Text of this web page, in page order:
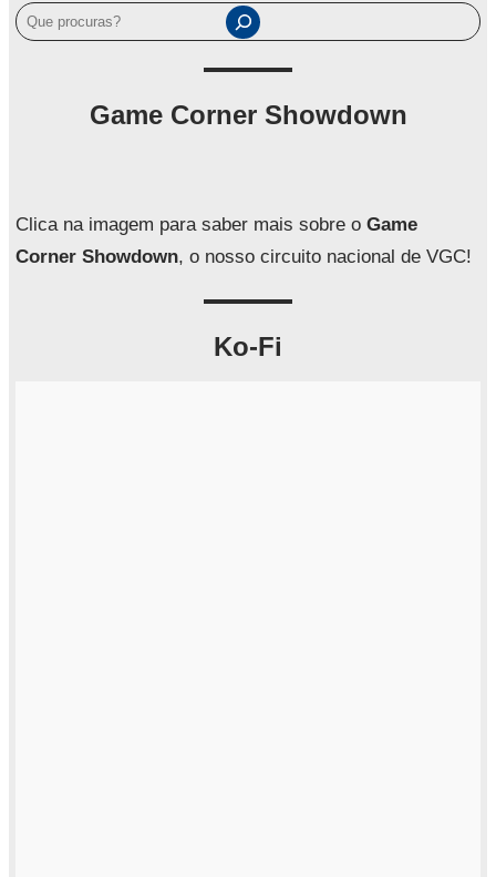
P
e
a
r
Game Corner Showdown
Clica na imagem para saber mais sobre o Game
Corner Showdown, o nosso circuito nacional de VGC!
Ko-Fi